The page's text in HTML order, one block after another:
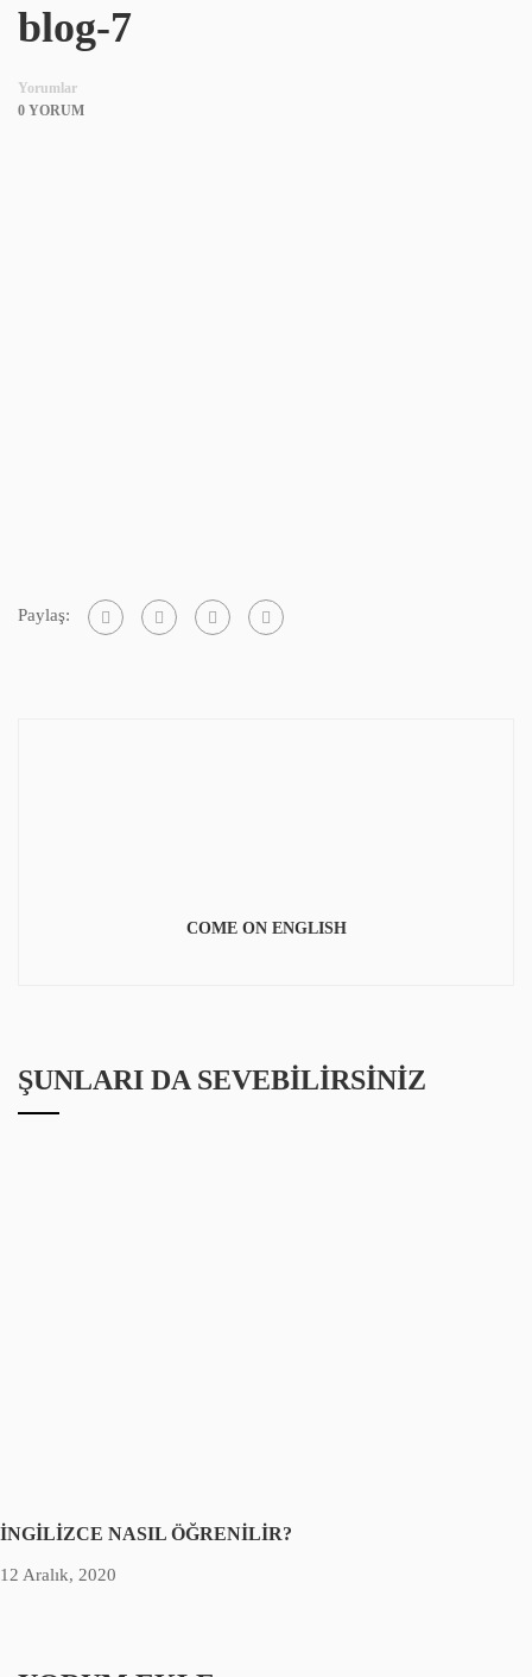
blog-7
Yorumlar
0 YORUM
Paylaş:
COME ON ENGLISH
ŞUNLARI DA SEVEBILIRSINIZ
İNGİLİZCE NASIL ÖĞRENİLİR?
12 Aralık, 2020